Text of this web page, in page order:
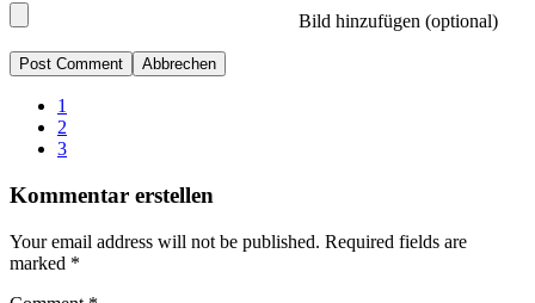
Bild hinzufügen (optional)
Abbrechen
1
2
3
Kommentar erstellen
Your email address will not be published. Required fields are
marked *